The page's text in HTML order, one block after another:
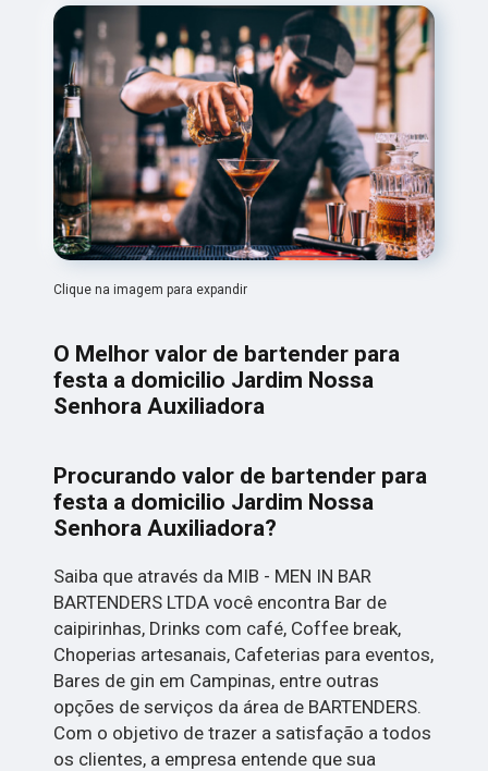
Clique na imagem para expandir
O Melhor valor de bartender para
festa a domicilio Jardim Nossa
Senhora Auxiliadora
Procurando valor de bartender para
festa a domicilio Jardim Nossa
Senhora Auxiliadora?
Saiba que através da MIB - MEN IN BAR
BARTENDERS LTDA você encontra Bar de
caipirinhas, Drinks com café, Coffee break,
Choperias artesanais, Cafeterias para eventos,
Bares de gin em Campinas, entre outras
opções de serviços da área de BARTENDERS.
Com o objetivo de trazer a satisfação a todos
os clientes, a empresa entende que sua